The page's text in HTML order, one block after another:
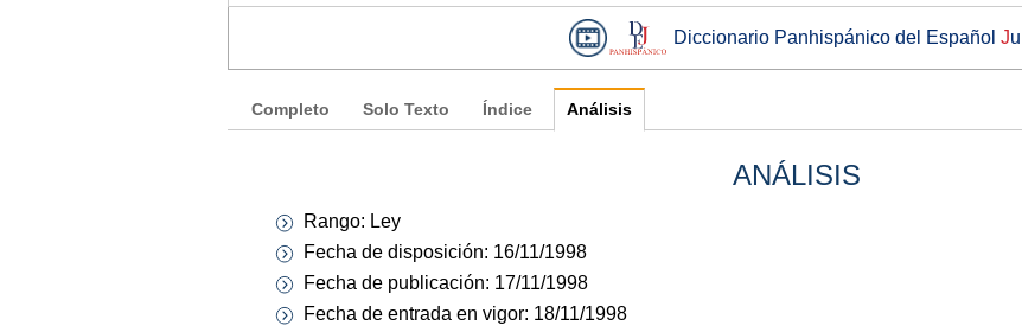
Diccionario Panhispánico del Español J
Completo Solo Texto Índice Análisis
ANÁLISIS
Rango: Ley
Fecha de disposición: 16/11/1998
Fecha de publicación: 17/11/1998
Fecha de entrada en vigor: 18/11/1998